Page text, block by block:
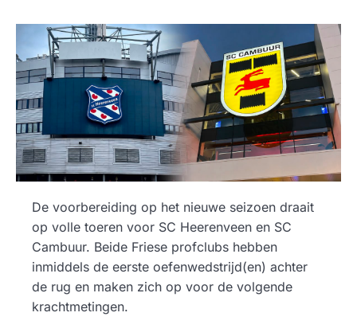
De voorbereiding op het nieuwe seizoen draait
op volle toeren voor SC Heerenveen en SC
Cambuur. Beide Friese profclubs hebben
inmiddels de eerste oefenwedstrijd(en) achter
de rug en maken zich op voor de volgende
krachtmetingen.